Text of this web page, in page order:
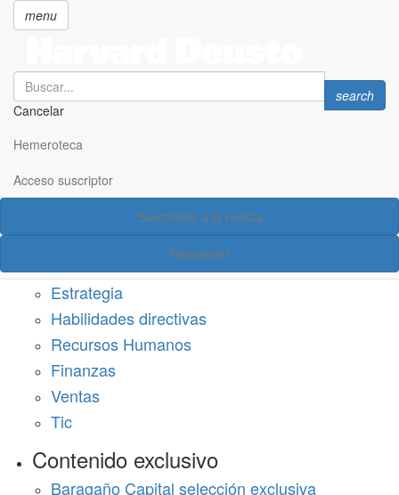
principal
menu
Search
Cancelar
Search
search
Hemeroteca
Acceso suscriptor
Suscríbete a la revista
Newsletter
Acceso suscriptor
Estrategia
Habilidades directivas
Recursos Humanos
Finanzas
Ventas
Tic
Contenido exclusivo
Baragaño Capital selección exclusiva